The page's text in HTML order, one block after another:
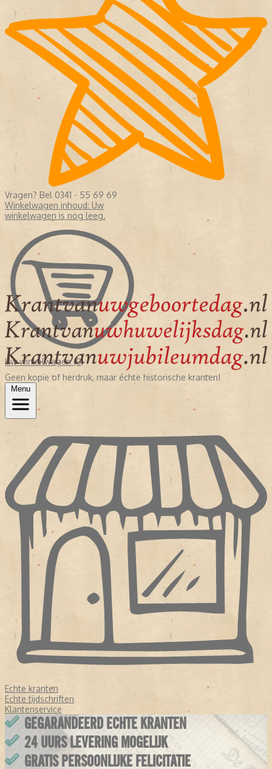
Vragen? Bel 0341 - 55 69 69
Winkelwagen inhoud: Uw
winkelwagen is nog leeg.
Uw winkelwagen (0)
Geen kopie of herdruk, maar échte historische kranten!
Menu
Echte kranten
Echte tijdschriften
Klantenservice
GEGARANDEERD ECHTE KRANTEN
24 UURS LEVERING MOGELIJK
GRATIS PERSOONLIJKE FELICITATIE